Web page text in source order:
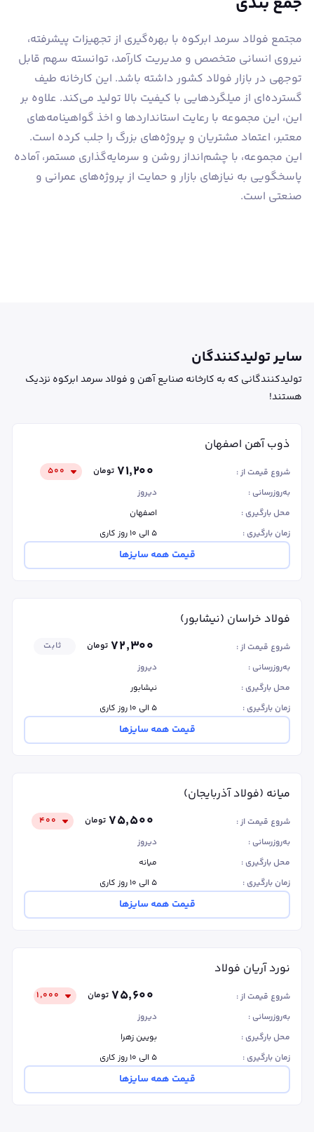
مجتمع فولاد سرمد ابرکوه با بهره‌گیری از تجهیزات پیشرفته،
نیروی انسانی متخصص و مدیریت کارآمد، توانسته سهم قابل
توجهی در بازار فولاد کشور داشته باشد. این کارخانه طیف
گسترده‌ای از میلگردهایی با کیفیت بالا تولید می‌کند. علاوه بر
این، این مجموعه با رعایت استانداردها و اخذ گواهینامه‌های
معتبر، اعتماد مشتریان و پروژه‌های بزرگ را جلب کرده است.
این مجموعه، با چشم‌انداز روشن و سرمایه‌گذاری مستمر، آماده
پاسخگویی به نیازهای بازار و حمایت از پروژه‌های عمرانی و
صنعتی است.
سایر تولیدکنندگان
تولیدکنندگانی که به کارخانه صنایع آهن و فولاد سرمد ابرکوه نزدیک
هستند!
ذوب آهن اصفهان
شروع قیمت از : ۷۱٬۲۰۰ تومان
۵۰۰
به‌روزرسانی :
دیروز
محل بارگیری :
اصفهان
زمان بارگیری :
۵ الی ۱۰ روز کاری
قیمت همه سایزها
فولاد خراسان (نیشابور)
شروع قیمت از : ۷۲٬۳۰۰ تومان
ثابت
به‌روزرسانی :
دیروز
محل بارگیری :
نیشابور
زمان بارگیری :
۵ الی ۱۰ روز کاری
قیمت همه سایزها
میانه (فولاد آذربایجان)
شروع قیمت از : ۷۵٬۵۰۰ تومان
۴۰۰
به‌روزرسانی :
دیروز
محل بارگیری :
میانه
زمان بارگیری :
۵ الی ۱۰ روز کاری
قیمت همه سایزها
نورد آریان فولاد
شروع قیمت از : ۷۵٬۶۰۰ تومان
۱٬۰۰۰
به‌روزرسانی :
دیروز
محل بارگیری :
بویین زهرا
زمان بارگیری :
۵ الی ۱۰ روز کاری
قیمت همه سایزها